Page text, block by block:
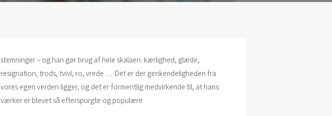
stemninger – og han gør brug af hele skalaen: kærlighed, glæde,
resignation, trods, tvivl, ro, vrede … Det er der genkendeligheden fra
vores egen verden ligger, og det er formentlig medvirkende til, at hans
værker er blevet så efterspurgte og populære